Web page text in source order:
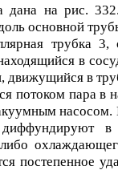
дана на рис.
основной
трубка 3,
в
движущийся в
потоком пара в
диффундируют
постепенное